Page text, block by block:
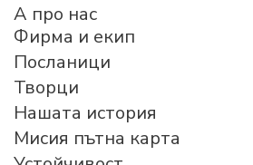
A про нас
Фирма и екип
Посланици
Творци
Нашата история
Мисия пътна карта